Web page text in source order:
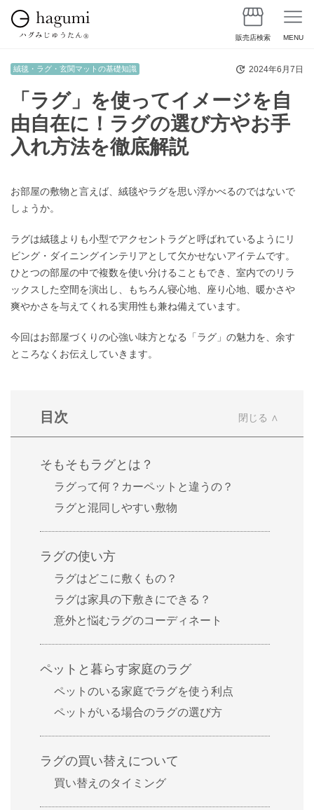
販売店検索 MENU
「ラグ」を使ってイメージを自
由自在に！ラグの選び方やお手
入れ方法を徹底解説
絨毯・ラグ・玄関マットの基礎知識 2024年6月7日
お部屋の敷物と言えば、絨毯やラグを思い浮かべるのではないで
しょうか。
ラグは絨毯よりも小型でアクセントラグと呼ばれているようにリ
ビング・ダイニングインテリアとして欠かせないアイテムです。
ひとつの部屋の中で複数を使い分けることもでき、室内でのリラ
ックスした空間を演出し、もちろん寝心地、座り心地、暖かさや
爽やかさを与えてくれる実用性も兼ね備えています。
今回はお部屋づくりの心強い味方となる「ラグ」の魅力を、余す
ところなくお伝えしていきます。
目次
そもそもラグとは？
ラグって何？カーペットと違うの？
ラグと混同しやすい敷物
ラグの使い方
ラグはどこに敷くもの？
ラグは家具の下敷きにできる？
意外と悩むラグのコーディネート
ペットと暮らす家庭のラグ
ペットのいる家庭でラグを使う利点
ペットがいる場合のラグの選び方
ラグの買い替えについて
買い替えのタイミング